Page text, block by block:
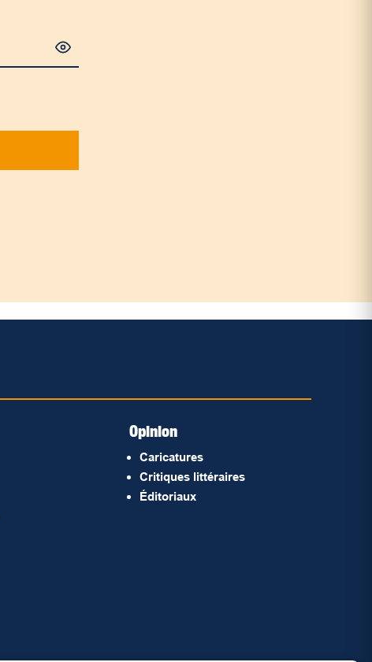
Opinion
Caricatures
Critiques littéraires
Éditoriaux